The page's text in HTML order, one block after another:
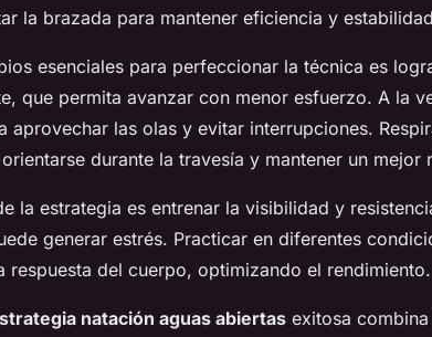
la brazada para mantener eficiencia y
esenciales para perfeccionar la técnica es
que permita avanzar con menor esfuerzo. A la
aprovechar las olas y evitar interrupciones.
durante la travesía y mantener un mejor
la estrategia es entrenar la visibilidad y
generar estrés. Practicar en diferentes
respuesta del cuerpo, optimizando el rendimiento.
natación aguas abiertas exitosa